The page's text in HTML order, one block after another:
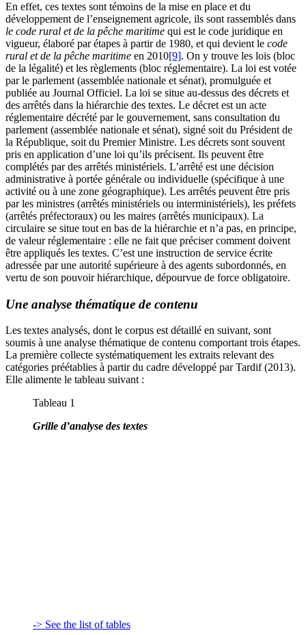
En effet, ces textes sont témoins de la mise en place et du
développement de l’enseignement agricole, ils sont rassemblés dans
le code rural et de la pêche maritime qui est le code juridique en
vigueur, élaboré par étapes à partir de 1980, et qui devient le code
rural et de la pêche maritime en 2010[9]. On y trouve les lois (bloc
de la légalité) et les règlements (bloc réglementaire). La loi est votée
par le parlement (assemblée nationale et sénat), promulguée et
publiée au Journal Officiel. La loi se situe au-dessus des décrets et
des arrêtés dans la hiérarchie des textes. Le décret est un acte
réglementaire décrété par le gouvernement, sans consultation du
parlement (assemblée nationale et sénat), signé soit du Président de
la République, soit du Premier Ministre. Les décrets sont souvent
pris en application d’une loi qu’ils précisent. Ils peuvent être
complétés par des arrêtés ministériels. L’arrêté est une décision
administrative à portée générale ou individuelle (spécifique à une
activité ou à une zone géographique). Les arrêtés peuvent être pris
par les ministres (arrêtés ministériels ou interministériels), les préfets
(arrêtés préfectoraux) ou les maires (arrêtés municipaux). La
circulaire se situe tout en bas de la hiérarchie et n’a pas, en principe,
de valeur réglementaire : elle ne fait que préciser comment doivent
être appliqués les textes. C’est une instruction de service écrite
adressée par une autorité supérieure à des agents subordonnés, en
vertu de son pouvoir hiérarchique, dépourvue de force obligatoire.
Une analyse thématique de contenu
Les textes analysés, dont le corpus est détaillé en suivant, sont
soumis à une analyse thématique de contenu comportant trois étapes.
La première collecte systématiquement les extraits relevant des
catégories préétablies à partir du cadre développé par Tardif (2013).
Elle alimente le tableau suivant :
Tableau 1
Grille d’analyse des textes
-> See the list of tables